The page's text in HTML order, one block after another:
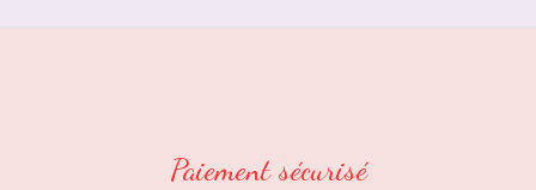
Paiement sécurisé